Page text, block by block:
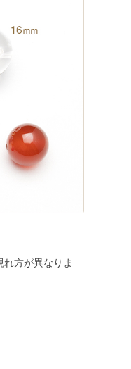
方が異なりま